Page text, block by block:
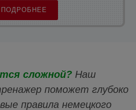
ПОДРОБНЕЕ
сложной? Наш
поможет глубоко
правила немецкого